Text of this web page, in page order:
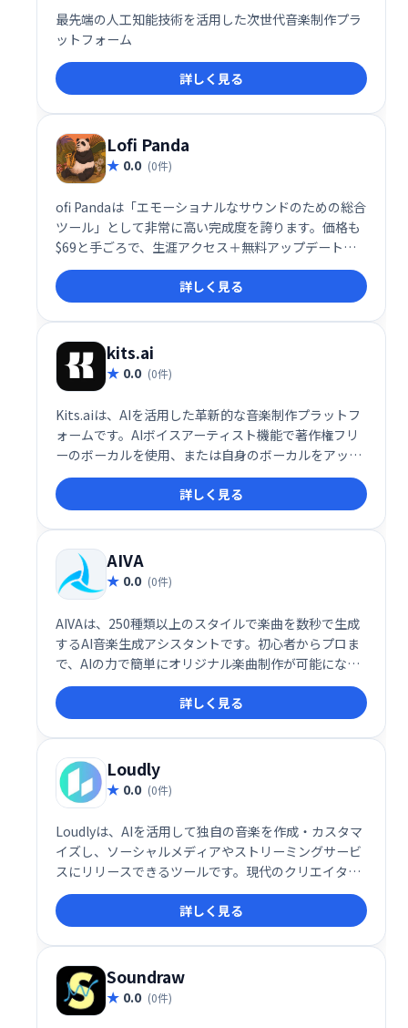
最先端の人工知能技術を活用した次世代音楽制作プラ
ットフォーム
詳しく見る
Lofi Panda
0.0 (0件)
ofi Pandaは「エモーショナルなサウンドのための総合
ツール」として非常に高い完成度を誇ります。価格も
$69と手ごろで、生涯アクセス＋無料アップデート、
さらに14日間の返金保証も用意されているため、安心
して導入できます。愛情と情熱をもって開発されたツ
ールであり、あなたの音楽制作を一段と豊かなものに
してくれるでしょう。
詳しく見る
kits.ai
0.0 (0件)
Kits.aiは、AIを活用した革新的な音楽制作プラットフ
ォームです。AIボイスアーティスト機能で著作権フリ
ーのボーカルを使用、または自身のボーカルをアップ
ロードしてパーソナライズされたAIモデルを作成でき
ます。これにより、独自のサウンドや楽曲を生み出
し、音楽制作の可能性を無限に広げます。手軽に高品
質な音楽制作を実現したい方におすすめです。
詳しく見る
AIVA
0.0 (0件)
AIVAは、250種類以上のスタイルで楽曲を数秒で生成
するAI音楽生成アシスタントです。初心者からプロま
で、AIの力で簡単にオリジナル楽曲制作が可能になり
ます。様々な音楽ジャンルに対応し、あなたの創造性
を刺激します。
詳しく見る
Loudly
0.0 (0件)
Loudlyは、AIを活用して独自の音楽を作成・カスタマ
イズし、ソーシャルメディアやストリーミングサービ
スにリリースできるツールです。現代のクリエイター
向けに設計され、100%ロイヤリティフリーなので、
自由に作品を公開できます。創造性を最大限に活か
し、音楽制作の可能性を広げましょう！
詳しく見る
Soundraw
0.0 (0件)